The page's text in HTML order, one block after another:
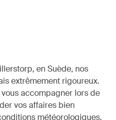
en Suède, nos
extrêmement rigoureux.
accompagner lors de
vos affaires bien
météorologiques.